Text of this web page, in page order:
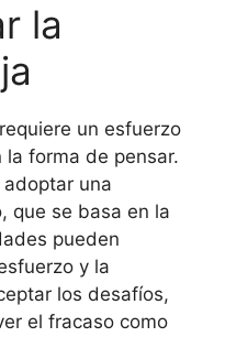
la
un esfuerzo
forma de pensar.
una
que se basa en la
pueden
y la
los desafíos,
el fracaso como